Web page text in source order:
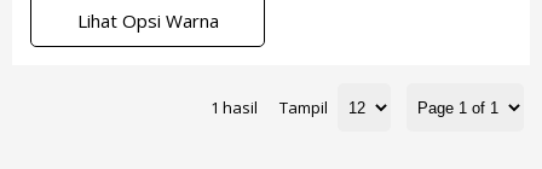
Lihat Opsi Warna
1 hasil Tampil